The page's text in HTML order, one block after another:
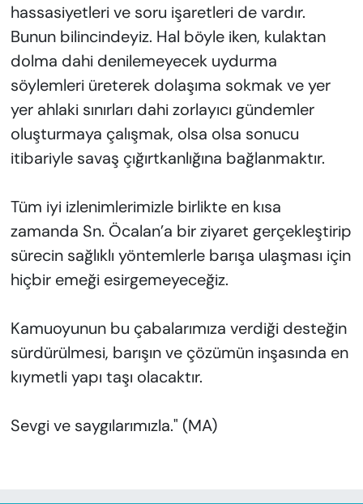
hassasiyetleri ve soru işaretleri de vardır.
Bunun bilincindeyiz. Hal böyle iken, kulaktan
dolma dahi denilemeyecek uydurma
söylemleri üreterek dolaşıma sokmak ve yer
yer ahlaki sınırları dahi zorlayıcı gündemler
oluşturmaya çalışmak, olsa olsa sonucu
itibariyle savaş çığırtkanlığına bağlanmaktır.
Tüm iyi izlenimlerimizle birlikte en kısa
zamanda Sn. Öcalan’a bir ziyaret gerçekleştirip
sürecin sağlıklı yöntemlerle barışa ulaşması için
hiçbir emeği esirgemeyeceğiz.
Kamuoyunun bu çabalarımıza verdiği desteğin
sürdürülmesi, barışın ve çözümün inşasında en
kıymetli yapı taşı olacaktır.
Sevgi ve saygılarımızla." (MA)